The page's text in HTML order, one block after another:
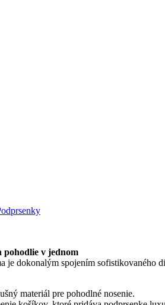
pohodlie v jednom
je dokonalým spojením
materiál pre pohodlné nosenie.